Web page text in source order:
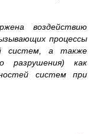
воздействию
процессы
систем, а также
разрушения) как
систем при